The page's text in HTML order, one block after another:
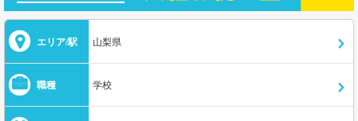
エリア/駅 山梨県
職種 学校